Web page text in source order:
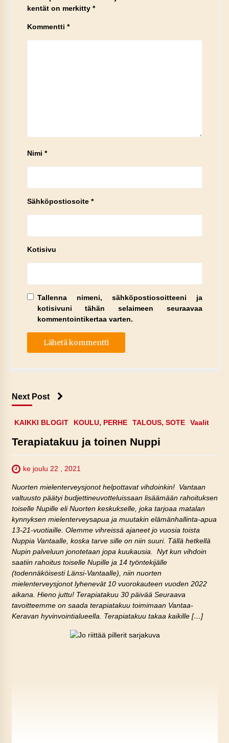
kentät on merkitty *
Kommentti *
Nimi *
Sähköpostiosoite *
Kotisivu
Tallenna nimeni, sähköpostiosoitteeni ja
kotisivuni tähän selaimeen seuraavaa
kommentointikertaa varten.
Next Post
KAIKKI BLOGIT KOULU, PERHE TALOUS, SOTE Vaalit
Terapiatakuu ja toinen Nuppi
ke joulu 22 , 2021
Nuorten mielenterveysjonot helpottavat vihdoinkin! Vantaan
valtuusto päätyi budjettineuvotteluissaan lisäämään rahoituksen
toiselle Nupille eli Nuorten keskukselle, joka tarjoaa matalan
kynnyksen mielenterveysapua ja muutakin elämänhallinta-apua
13-21-vuotiaille. Olemme vihreissä ajaneet jo vuosia toista
Nuppia Vantaalle, koska tarve sille on niin suuri. Tällä hetkellä
Nupin palveluun jonotetaan jopa kuukausia. Nyt kun vihdoin
saatiin rahoitus toiselle Nupille ja 14 työntekijälle
(todennäköisesti Länsi-Vantaalle), niin nuorten
mielenterveysjonot lyhenevät 10 vuorokauteen vuoden 2022
aikana. Hieno juttu! Terapiatakuu 30 päivää Seuraava
tavoitteemme on saada terapiatakuu toimimaan Vantaa-
Keravan hyvinvointialueella. Terapiatakuu takaa kaikille […]